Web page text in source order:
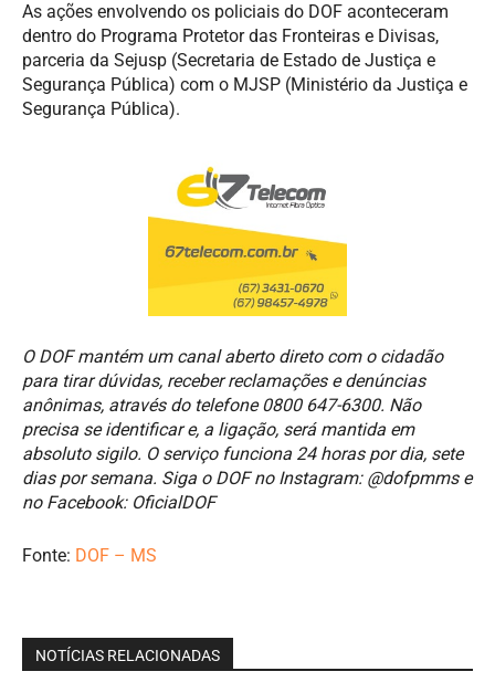
As ações envolvendo os policiais do DOF aconteceram
dentro do Programa Protetor das Fronteiras e Divisas,
parceria da Sejusp (Secretaria de Estado de Justiça e
Segurança Pública) com o MJSP (Ministério da Justiça e
Segurança Pública).
O DOF mantém um canal aberto direto com o cidadão
para tirar dúvidas, receber reclamações e denúncias
anônimas, através do telefone 0800 647-6300. Não
precisa se identificar e, a ligação, será mantida em
absoluto sigilo. O serviço funciona 24 horas por dia, sete
dias por semana. Siga o DOF no Instagram: @dofpmms e
no Facebook: OficialDOF
Fonte: DOF – MS
NOTÍCIAS RELACIONADAS